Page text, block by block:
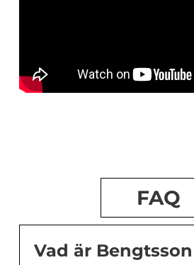
FAQ
Vad är